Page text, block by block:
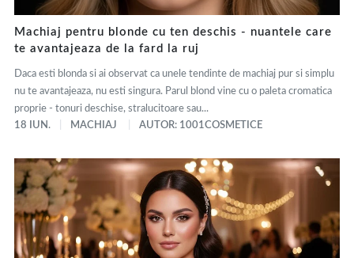
Machiaj pentru blonde cu ten deschis - nuantele care
te avantajeaza de la fard la ruj
Daca esti blonda si ai observat ca unele tendinte de machiaj pur si simplu
nu te avantajeaza, nu esti singura. Parul blond vine cu o paleta cromatica
proprie - tonuri deschise, stralucitoare sau...
18 IUN.
MACHIAJ AUTOR: 1001COSMETICE